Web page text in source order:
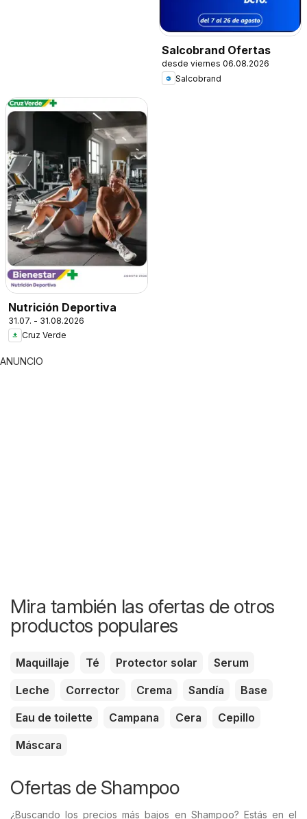
Salcobrand Ofertas
desde viernes 06.08.2026
Salcobrand
Nutrición Deportiva
31.07. - 31.08.2026
Cruz Verde
ANUNCIO
Mira también las ofertas de otros
productos populares
Maquillaje Té Protector solar
Serum
Leche
Corrector Crema Sandía
Base
Eau de toilette
Campana Cera
Cepillo
Máscara
Ofertas de Shampoo
¿Buscando los precios más bajos en Shampoo? Estás en el